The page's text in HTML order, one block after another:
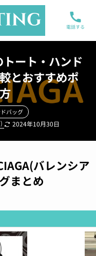
電話する
トート・ハンド
とおすすめポ
バッグ
2024年10月30日
バレンシア
まとめ